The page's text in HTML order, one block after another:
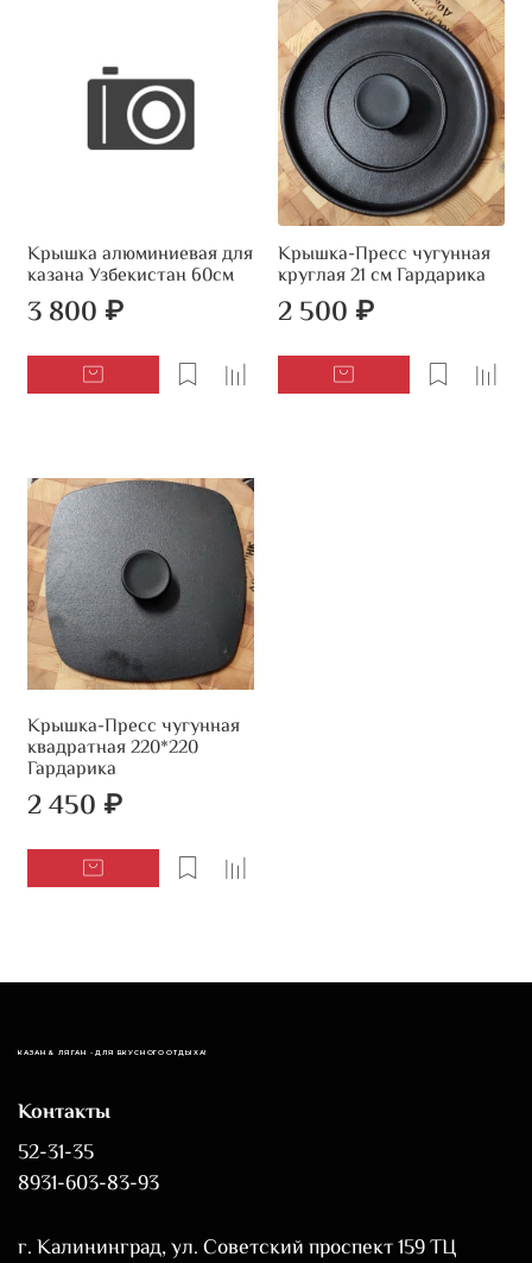
Крышка алюминиевая для
казана Узбекистан 60см
3 800 ₽
Крышка-Пресс чугунная
круглая 21 см Гардарика
2 500 ₽
Крышка-Пресс чугунная
квадратная 220*220
Гардарика
2 450 ₽
КАЗАН & ЛЯГАН - ДЛЯ ВКУСНОГО ОТДЫХА!
Контакты
52-31-35
8931-603-83-93
г. Калининград, ул. Советский проспект 159 ТЦ